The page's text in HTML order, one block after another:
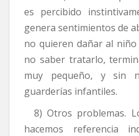
es percibido
genera sentimientos de
no quieren dañar al
no saber tratarlo,
muy pequeño, y sin
guarderías infantiles.
8) Otros problemas.
hacemos referencia